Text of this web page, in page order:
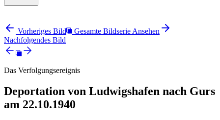
Vorheriges Bild
Gesamte Bildserie Ansehen
Nachfolgendes Bild
Das Verfolgungsereignis
Deportation von Ludwigshafen nach Gurs
am 22.10.1940